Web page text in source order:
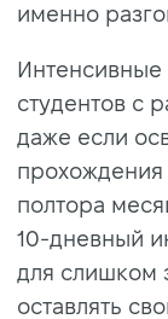
именно
Интенсивные
студентов с
даже если
прохождения
полтора
10-дневный
для слишком
оставлять